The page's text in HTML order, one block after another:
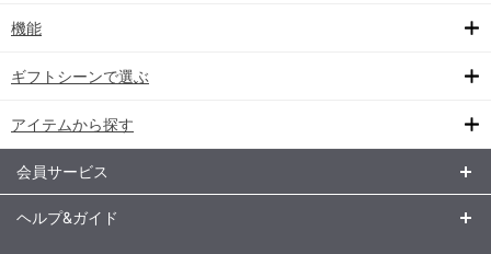
機能
ギフトシーンで選ぶ
アイテムから探す
会員サービス
ヘルプ&ガイド